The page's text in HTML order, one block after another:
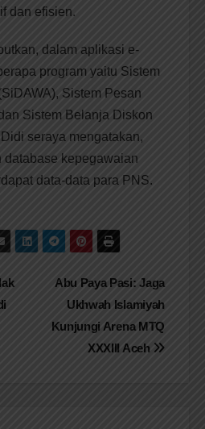
dan efisien.
dalam aplikasi e-
program yaitu Sistem
Sistem Pesan
Sistem Belanja Diskon
seraya mengatakan,
database kepegawaian
data-data para PNS.
Abu Paya Pasi: Jaga
Ukhwah Islamiyah
Kunjungi Arena MTQ
XXXIII Aceh